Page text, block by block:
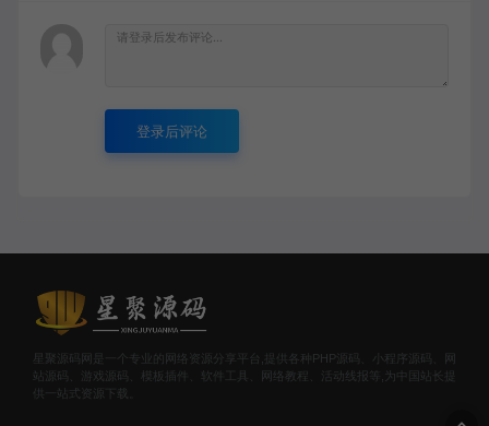
登录后评论
星聚源码网是一个专业的网络资源分享平台,提供各种PHP源码、小程序源码、网
站源码、游戏源码、模板插件、软件工具、网络教程、活动线报等,为中国站长提
供一站式资源下载。